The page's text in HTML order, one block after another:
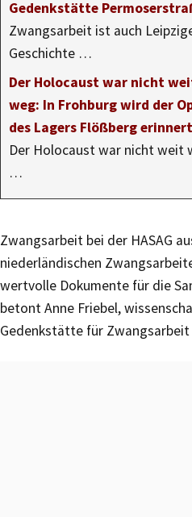
Gedenkstätte
Zwangsarbeit ist auch
Geschichte …
Der Holocaust war nicht
weg: In Frohburg wird der
des Lagers Flößberg erinnert
Der Holocaust war nicht weit
…
Zwangsarbeit bei der HASAG
niederländischen
wertvolle Dokumente für die
betont Anne Friebel,
Gedenkstätte für Zwangsarbeit